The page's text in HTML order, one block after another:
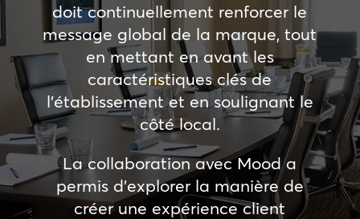
doit continuellement renforcer le
message global de la marque, tout
en mettant en avant les
caractéristiques clés de
l’établissement et en soulignant le
côté local.
La collaboration avec Mood a
permis d’explorer la manière de
créer une expérience client